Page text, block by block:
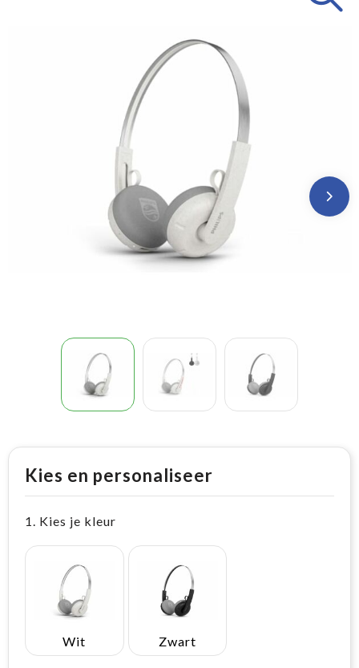
Kies en personaliseer
1. Kies je kleur
Wit Zwart